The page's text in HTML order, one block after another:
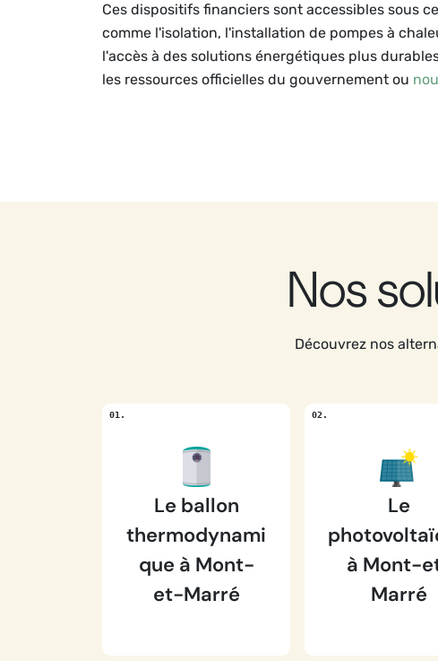
Ces dispositifs financiers sont accessibles sous
comme l'isolation, l'installation de pompes à
l'accès à des solutions énergétiques plus
les ressources officielles du gouvernement ou
Nos
Découvrez nos
Le ballon
thermodynami
que à Mont-
et-Marré
Le
à Mont-
Marré